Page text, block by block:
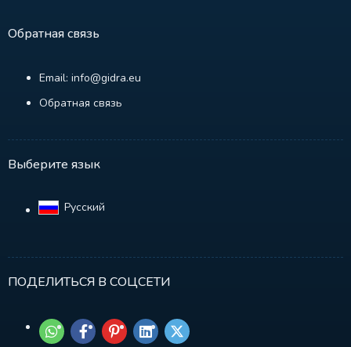
Обратная связь
Email: info@gidra.eu
Обратная связь
Выберите язык
Русский‎
ПОДЕЛИТЬСЯ В СОЦСЕТИ